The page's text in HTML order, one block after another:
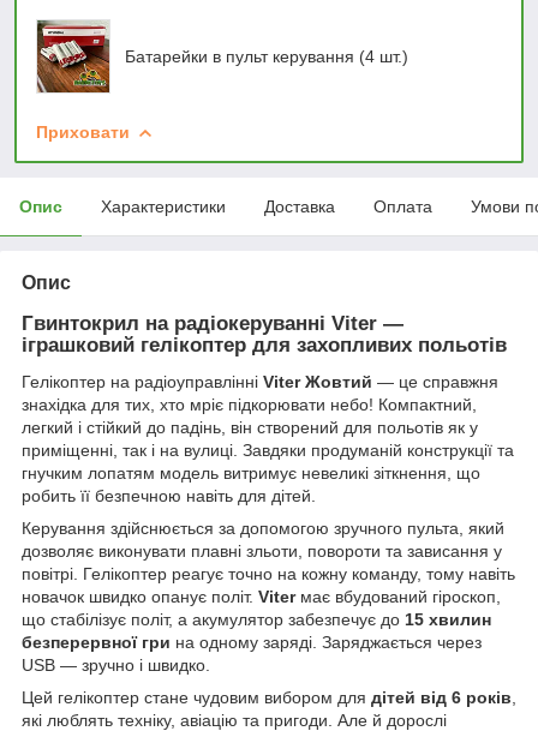
Батарейки в пульт керування (4 шт.)
Приховати
Опис Характеристики Доставка Оплата Умови
Опис
Гвинтокрил на радіокеруванні Viter —
іграшковий гелікоптер для захопливих польотів
Гелікоптер на радіоуправлінні Viter Жовтий — це справжня
знахідка для тих, хто мріє підкорювати небо! Компактний,
легкий і стійкий до падінь, він створений для польотів як у
приміщенні, так і на вулиці. Завдяки продуманій конструкції та
гнучким лопатям модель витримує невеликі зіткнення, що
робить її безпечною навіть для дітей.
Керування здійснюється за допомогою зручного пульта, який
дозволяє виконувати плавні зльоти, повороти та зависання у
повітрі. Гелікоптер реагує точно на кожну команду, тому навіть
новачок швидко опанує політ. Viterмає вбудований гіроскоп,
що стабілізує політ, а акумулятор забезпечує до 15 хвилин
безперервної гри на одному заряді. Заряджається через
USB — зручно і швидко.
Цей гелікоптер стане чудовим вибором для дітей від 6 років
які люблять техніку, авіацію та пригоди. Але й дорослі